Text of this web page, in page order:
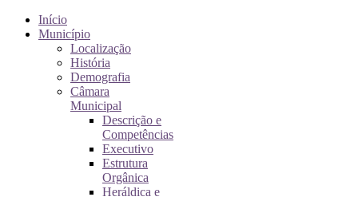
Início
Município
Localização
História
Demografia
Câmara
Municipal
Descrição e
Competências
Executivo
Estrutura
Orgânica
Heráldica e